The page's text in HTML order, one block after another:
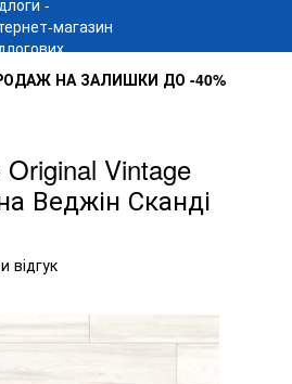
НА ЗАЛИШКИ ДО -40%
Vintage
Веджін Сканді
відгук